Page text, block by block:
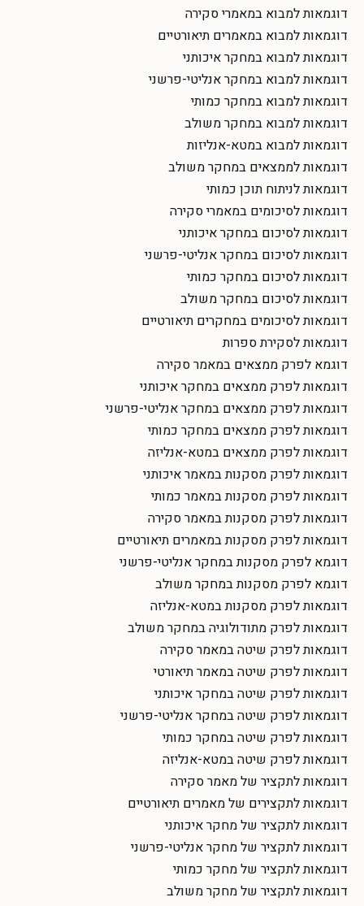
דוגמאות למבוא במאמרי סקירה
דוגמאות למבוא במאמרים תיאורטיים
דוגמאות למבוא במחקר איכותני
דוגמאות למבוא במחקר אנליטי-פרשני
דוגמאות למבוא במחקר כמותי
דוגמאות למבוא במחקר משולב
דוגמאות למבוא במטא-אנליזות
דוגמאות לממצאים במחקר משולב
דוגמאות לניתוח תוכן כמותי
דוגמאות לסיכומים במאמרי סקירה
דוגמאות לסיכום במחקר איכותני
דוגמאות לסיכום במחקר אנליטי-פרשני
דוגמאות לסיכום במחקר כמותי
דוגמאות לסיכום במחקר משולב
דוגמאות לסיכומים במחקרים תיאורטיים
דוגמאות לסקירת ספרות
דוגמא לפרק ממצאים במאמר סקירה
דוגמאות לפרק ממצאים במחקר איכותני
דוגמאות לפרק ממצאים במחקר אנליטי-פרשני
דוגמאות לפרק ממצאים במחקר כמותי
דוגמאות לפרק ממצאים במטא-אנליזה
דוגמאות לפרק מסקנות במאמר איכותני
דוגמאות לפרק מסקנות במאמר כמותי
דוגמאות לפרק מסקנות במאמר סקירה
דוגמאות לפרק מסקנות במאמרים תיאורטיים
דוגמא לפרק מסקנות במחקר אנליטי-פרשני
דוגמא לפרק מסקנות במחקר משולב
דוגמאות לפרק מסקנות במטא-אנליזה
דוגמאות לפרק מתודולוגיה במחקר משולב
דוגמאות לפרק שיטה במאמר סקירה
דוגמאות לפרק שיטה במאמר תיאורטי
דוגמאות לפרק שיטה במחקר איכותני
דוגמאות לפרק שיטה במחקר אנליטי-פרשני
דוגמאות לפרק שיטה במחקר כמותי
דוגמאות לפרק שיטה במטא-אנליזה
דוגמאות לתקציר של מאמר סקירה
דוגמאות לתקצירים של מאמרים תיאורטיים
דוגמאות לתקציר של מחקר איכותני
דוגמאות לתקציר של מחקר אנליטי-פרשני
דוגמאות לתקציר של מחקר כמותי
דוגמאות לתקציר של מחקר משולב